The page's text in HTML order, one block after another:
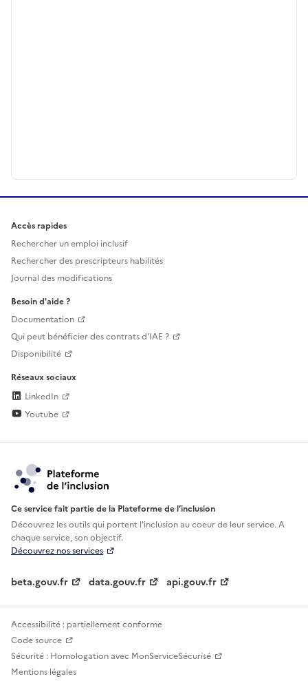
Accès rapides
Rechercher un emploi inclusif
Rechercher des prescripteurs habilités
Journal des modifications
Besoin d'aide ?
Documentation
Qui peut bénéficier des contrats d'IAE ?
Disponibilité
Réseaux sociaux
LinkedIn
Youtube
Ce service fait partie de la Plateforme de l’inclusion
Découvrez les outils qui portent l'inclusion aucoeur de leur service. A
chaque service, son objectif.
Découvrez nos services
beta.gouv.fr data.gouv.fr api.gouv.fr
Accessibilité : partiellement conforme
Code source
Sécurité : Homologation avec MonServiceSécurisé
Mentions légales